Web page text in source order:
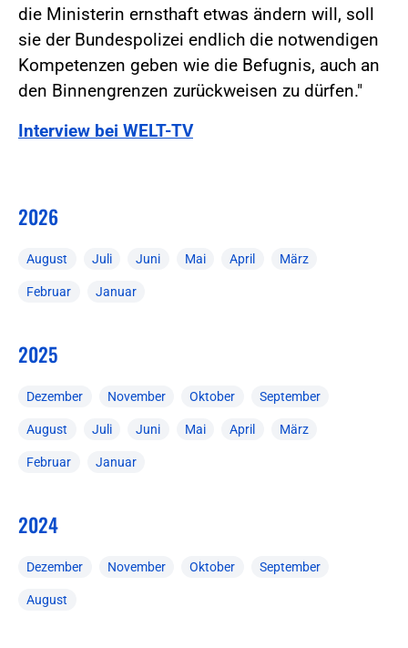
die Ministerin ernsthaft etwas ändern will, soll
sie der Bundespolizei endlich die notwendigen
Kompetenzen geben wie die Befugnis, auch an
den Binnengrenzen zurückweisen zu dürfen."
Interview bei WELT-TV
2026
August Juli Juni Mai April März
Februar Januar
2025
Dezember November Oktober September
August Juli Juni Mai April März
Februar Januar
2024
Dezember November Oktober September
August